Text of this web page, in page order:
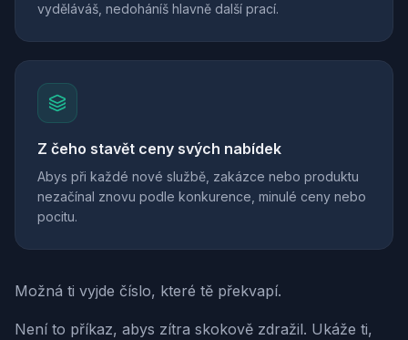
vyděláváš, nedoháníš hlavně další prací.
Z čeho stavět ceny svých nabídek
Abys při každé nové službě, zakázce nebo produktu
nezačínal znovu podle konkurence, minulé ceny nebo
pocitu.
Možná ti vyjde číslo, které tě překvapí.
Není to příkaz, abys zítra skokově zdražil. Ukáže ti,